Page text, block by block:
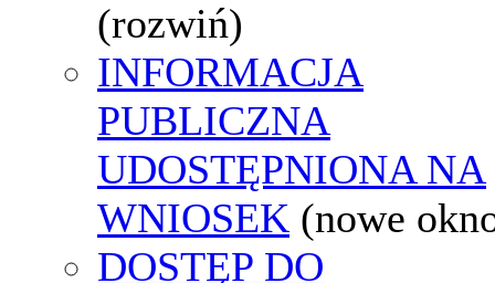
(rozwiń)
INFORMACJA
PUBLICZNA
UDOSTĘPNIONA NA
WNIOSEK (nowe
DOSTĘP DO